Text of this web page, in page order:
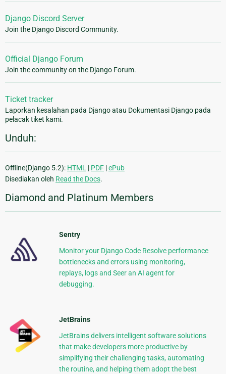
Django Discord Server
Join the Django Discord Community.
Official Django Forum
Join the community on the Django Forum.
Ticket tracker
Laporkan kesalahan pada Django atau Dokumentasi Django pada
pelacak tiket kami.
Unduh:
Offline(Django 5.2): HTML | PDF |ePub
Disediakan oleh Read the Docs.
Diamond and Platinum Members
Sentry
Monitor your Django Code Resolve performance
bottlenecks and errors using monitoring,
replays, logs and Seer an AI agent for
debugging.
JetBrains
JetBrains delivers intelligent software solutions
that make developers more productive by
simplifying their challenging tasks, automating
the routine, and helping them adopt the best